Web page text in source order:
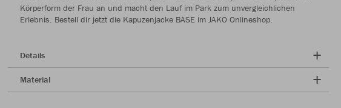
Körperform der Frau an und macht den Lauf im Park zum unvergleichlichen
Erlebnis. Bestell dir jetzt die Kapuzenjacke BASE im JAKO Onlineshop.
Details
Material